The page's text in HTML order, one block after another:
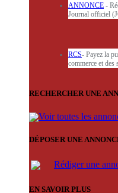
ANNONCE -
Journal officiel
RCS- Payez la
commerce et des
RECHERCHER UNE
Voir toutes les
DÉPOSER UNE
Rédiger une
EN SAVOIR PLUS